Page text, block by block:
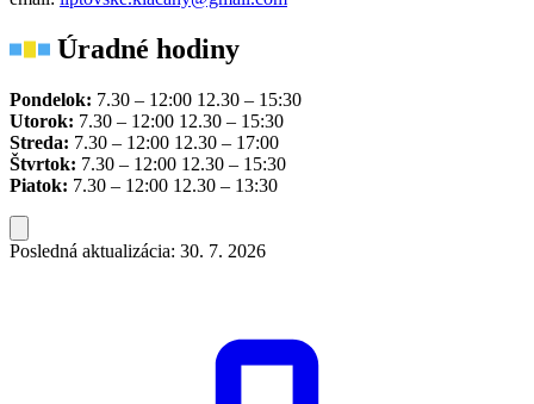
Úradné hodiny
Pondelok: 7.30 – 12:00 12.30 – 15:30
Utorok: 7.30 – 12:00 12.30 – 15:30
Streda: 7.30 – 12:00 12.30 – 17:00
Štvrtok: 7.30 – 12:00 12.30 – 15:30
Piatok: 7.30 – 12:00 12.30 – 13:30
Posledná aktualizácia: 30. 7. 2026